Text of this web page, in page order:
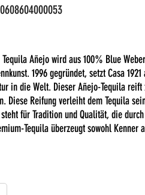
Artikelnummer:
0608604000053
0608604000053
Tequila Añejo wird aus 100% Blue
1996 gegründet, setzt Casa
in die Welt. Dieser Añejo-Tequila
Diese Reifung verleiht dem Tequila
steht für Tradition und Qualität, die
Tequila überzeugt sowohl